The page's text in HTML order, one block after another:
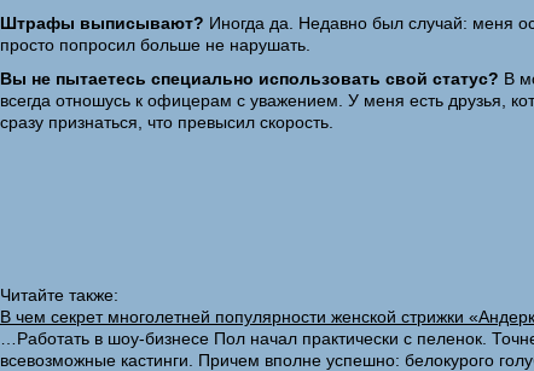
Штрафы выписывают? Иногда да. Недавно был случай: меня
просто попросил больше не нарушать.
Вы не пытаетесь специально использовать свой статус? В
всегда отношусь к офицерам с уважением. У меня есть друзья,
сразу признаться, что превысил скорость.
Читайте также:
В чем секрет многолетней популярности женской стрижки
…Работать в шоу-бизнесе Пол начал практически с пеленок.
всевозможные кастинги. Причем вполне успешно: белокурого